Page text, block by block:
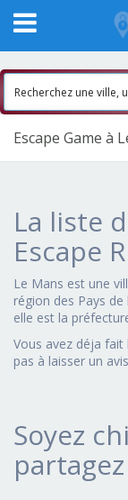
Escape Game à
La liste
Escape
Le Mans est une
région des Pays
elle est la
Vous avez déja fait
pas à laisser un
Soyez
partagez